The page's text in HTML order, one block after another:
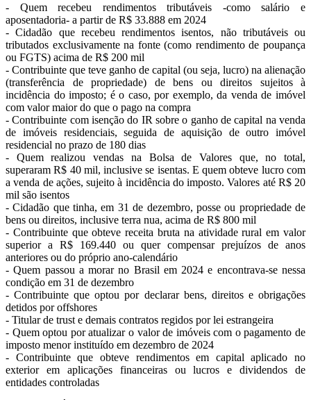
- Quem recebeu rendimentos tributáveis -como salário e
aposentadoria- a partir de R$ 33.888 em 2024
- Cidadão que recebeu rendimentos isentos, não tributáveis ou
tributados exclusivamente na fonte (como rendimento de poupança
ou FGTS) acima de R$ 200 mil
- Contribuinte que teve ganho de capital (ou seja, lucro) na alienação
(transferência de propriedade) de bens ou direitos sujeitos à
incidência do imposto; é o caso, por exemplo, da venda de imóvel
com valor maior do que o pago na compra
- Contribuinte com isenção do IR sobre o ganho de capital na venda
de imóveis residenciais, seguida de aquisição de outro imóvel
residencial no prazo de 180 dias
- Quem realizou vendas na Bolsa de Valores que, no total,
superaram R$ 40 mil, inclusive se isentas. E quem obteve lucro com
a venda de ações, sujeito à incidência do imposto. Valores até R$ 20
mil são isentos
- Cidadão que tinha, em 31 de dezembro, posse ou propriedade de
bens ou direitos, inclusive terra nua, acima de R$ 800 mil
- Contribuinte que obteve receita bruta na atividade rural em valor
superior a R$ 169.440 ou quer compensar prejuízos de anos
anteriores ou do próprio ano-calendário
- Quem passou a morar no Brasil em 2024 e encontrava-se nessa
condição em 31 de dezembro
- Contribuinte que optou por declarar bens, direitos e obrigações
detidos por offshores
- Titular de trust e demais contratos regidos por lei estrangeira
- Quem optou por atualizar o valor de imóveis com o pagamento de
imposto menor instituído em dezembro de 2024
- Contribuinte que obteve rendimentos em capital aplicado no
exterior em aplicações financeiras ou lucros e dividendos de
entidades controladas